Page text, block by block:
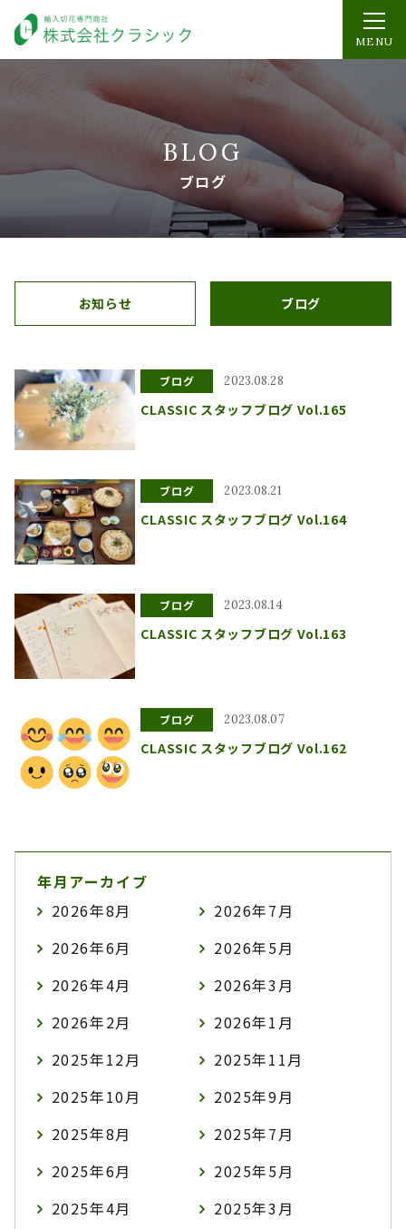
MENU
BLOG
ブログ
お知らせ ブログ
ブログ 2023.08.28
CLASSIC スタッフブログ Vol.165
ブログ 2023.08.21
CLASSIC スタッフブログ Vol.164
ブログ 2023.08.14
CLASSIC スタッフブログ Vol.163
ブログ 2023.08.07
CLASSIC スタッフブログ Vol.162
年月アーカイブ
2026年8月
2026年7月
2026年6月
2026年5月
2026年4月
2026年3月
2026年2月
2026年1月
2025年12月
2025年11月
2025年10月
2025年9月
2025年8月
2025年7月
2025年6月
2025年5月
2025年4月
2025年3月